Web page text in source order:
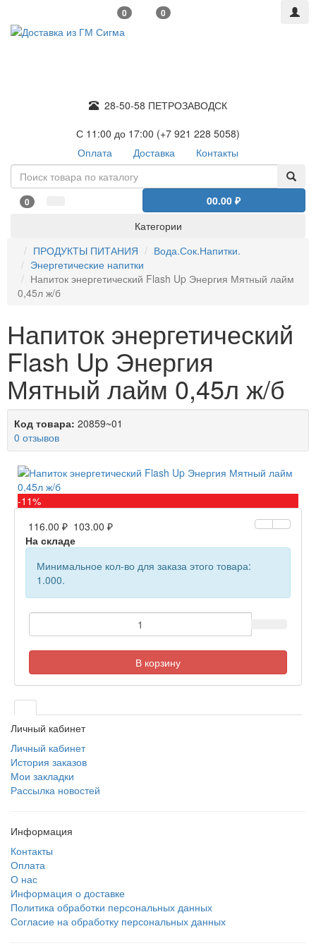
0 0
28-50-58 ПЕТРОЗАВОДСК
С 11:00 до 17:00 (+7 921 228 5058)
Оплата
Доставка Контакты
0 00.00 ₽
Категории
ПРОДУКТЫ ПИТАНИЯ
Вода.Сок.Напитки.
Энергетические напитки
Напиток энергетический Flash Up Энергия Мятный лайм
0,45л ж/б
Напиток энергетический
Flash Up Энергия
Мятный лайм 0,45л ж/б
Код товара: 20859~01
0 отзывов
-11%
116.00 ₽ 103.00 ₽
На складе
Минимальное кол-во для заказа этого товара:
1.000.
В корзину
Личный кабинет
Личный кабинет
История заказов
Мои закладки
Рассылка новостей
Информация
Контакты
Оплата
О нас
Информация о доставке
Политика обработки персональных данных
Согласие на обработку персональных данных